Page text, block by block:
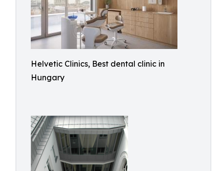
Helvetic Clinics, Best dental clinic in
Hungary